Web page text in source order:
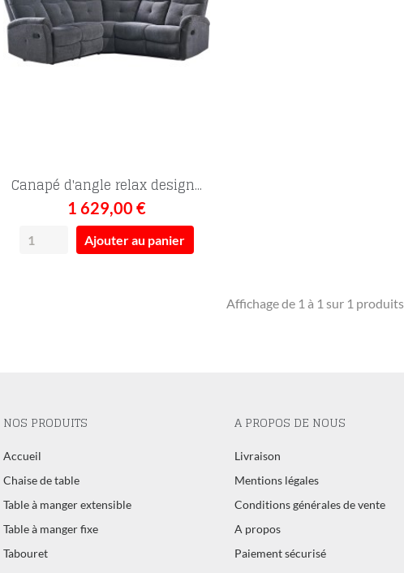
Canapé d'angle relax design...
1 629,00 €
Ajouter au panier
Affichage de 1 à 1 sur 1
NOS PRODUITS
Accueil
Chaise de table
Table à manger extensible
Table à manger fixe
Tabouret
A PROPOS DE NOUS
Livraison
Mentions légales
Conditions générales de vente
A propos
Paiement sécurisé